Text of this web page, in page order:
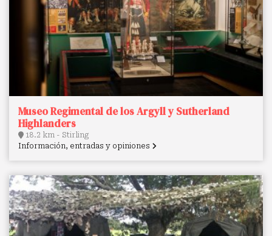
Museo Regimental de los Argyll y Sutherland
Highlanders
18.2 km - Stirling
Información, entradas y opiniones